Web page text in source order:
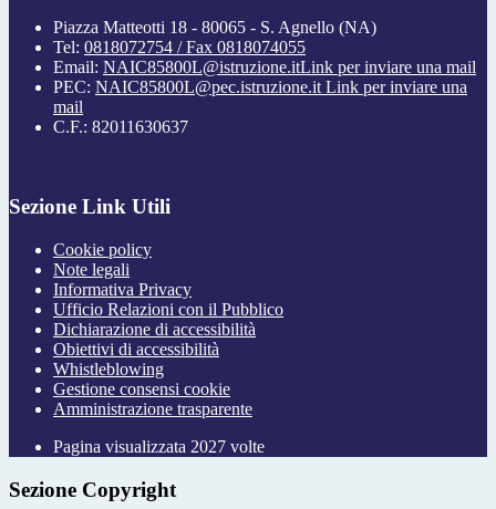
Piazza Matteotti 18 - 80065 - S. Agnello (NA)
Tel: 0818072754 / Fax 0818074055
Email: NAIC85800L@istruzione.itLink per inviare una mail
PEC: NAIC85800L@pec.istruzione.it Link per inviare una
mail
C.F.: 82011630637
Sezione Link Utili
Cookie policy
Note legali
Informativa Privacy
Ufficio Relazioni con il Pubblico
Dichiarazione di accessibilità
Obiettivi di accessibilità
Whistleblowing
Gestione consensi cookie
Amministrazione trasparente
Pagina visualizzata 2027 volte
Sezione Copyright